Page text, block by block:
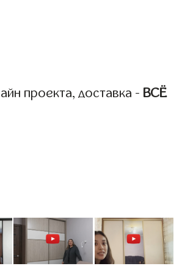
проекта, доставка - ВСЁ